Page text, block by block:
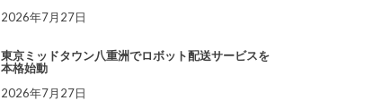
2026年7月27日
東京ミッドタウン八重洲でロボット配送サービスを
本格始動
2026年7月27日